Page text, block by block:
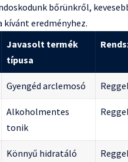
bőrünkről,
kívánt eredményhez.
Javasolt termék
típusa
Gyengéd arclemosó
Alkoholmentes
tonik
Könnyű hidratáló